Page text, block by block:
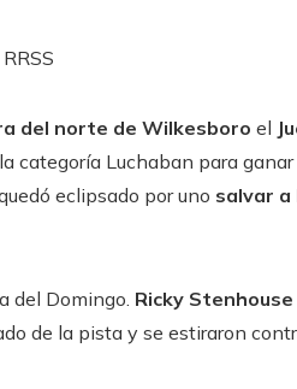
RRSS
del norte de Wilkesboro el
categoría Luchaban para
eclipsado por uno salvar a
del Domingo. Ricky Stenhouse
de la pista y se estiraron